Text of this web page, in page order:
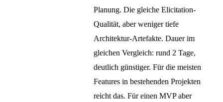
Planung. Die gleiche Elicitation-
Qualität, aber weniger tiefe
Architektur-Artefakte. Dauer im
gleichen Vergleich: rund 2 Tage,
deutlich günstiger. Für die meisten
Features in bestehenden Projekten
reicht das. Für einen MVP aber